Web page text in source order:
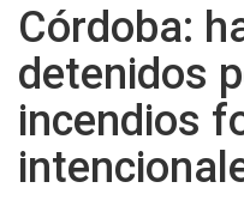
Córdoba:
detenidos
incendios